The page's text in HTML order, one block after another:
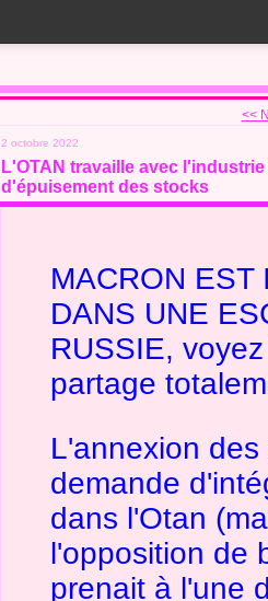
<<
2 octobre 2022
L'OTAN travaille avec
d'épuisement des stocks
MACRON EST
DANS UNE
RUSSIE,
partage
L'annexion
demande
dans l'Otan
l'opposition de
prenait à l'une